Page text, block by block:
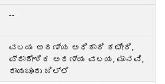
--
ವಲಯ ಅರಣ್ಯ ಅಧಿಕಾರಿ ಕಛೇರಿ,
ಪ್ರಾದೇಶಿಕ ಅರಣ್ಯ ವಲಯ, ಮಾನವಿ,
ರಾಯಚೂರು ಜಿಲ್ಲೆ